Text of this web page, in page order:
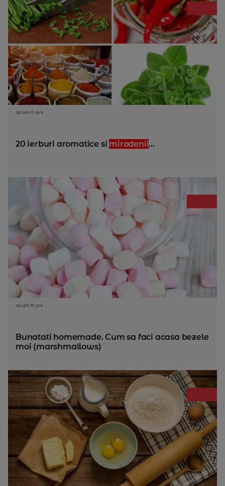
acum 11 ani
20 ierburi aromatice si mirodenii...
acum 11 ani
Bunatati homemade. Cum sa faci acasa bezele
moi (marshmallows)